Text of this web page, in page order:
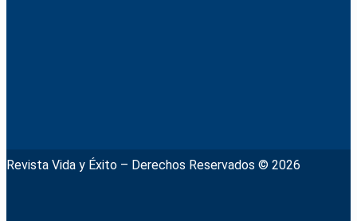
Revista Vida y Éxito – Derechos Reservados © 2026